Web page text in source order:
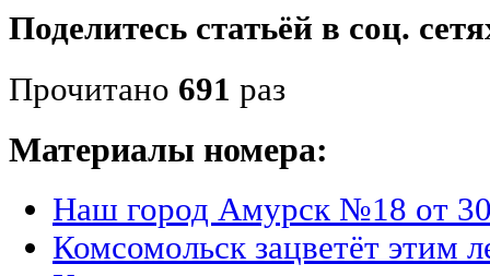
Поделитесь статьёй в соц.
Прочитано 691 раз
Материалы номера:
Наш город Амурск №18 от
Комсомольск зацветёт этим